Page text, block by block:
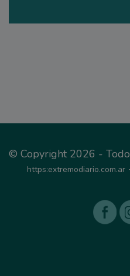
© Copyright 2026 -
https:extremodiario.com.ar